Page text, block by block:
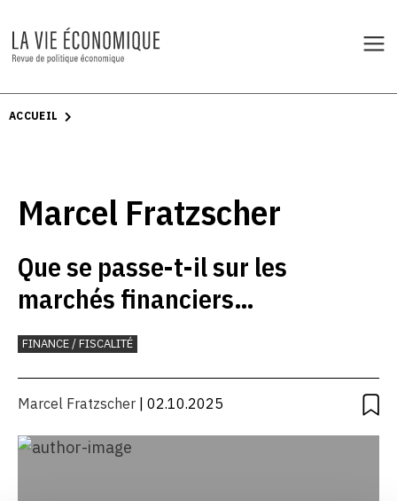
ACCUEIL
Marcel Fratzscher
Que se passe-t-il sur les
marchés financiers
internationaux?
FINANCE / FISCALITÉ
Marcel Fratzscher | 02.10.2025